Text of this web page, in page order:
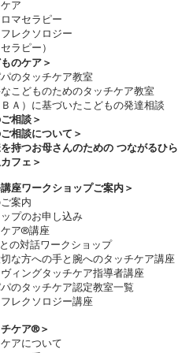
ア
マセラピー
レクソロジー​
ラピー）
のケア＞
のタッチケア教室
こどものためのタッチケア教室
Ａ）に基づいたこどもの発達相談
相談＞
相談について＞
持つお母さんのための つながるひら
フェ＞
座ワークショップご案内＞
案内
プのお申し込み
ア®講座
の対話ワークショップ
な方への手と腕へのタッチケア講座
ィングタッチケア指導者講座
のタッチケア認定教室一覧
レクソロジー講座
ケア®︎＞
アについて